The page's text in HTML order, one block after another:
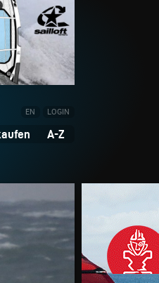
EN LOGIN
A-Z